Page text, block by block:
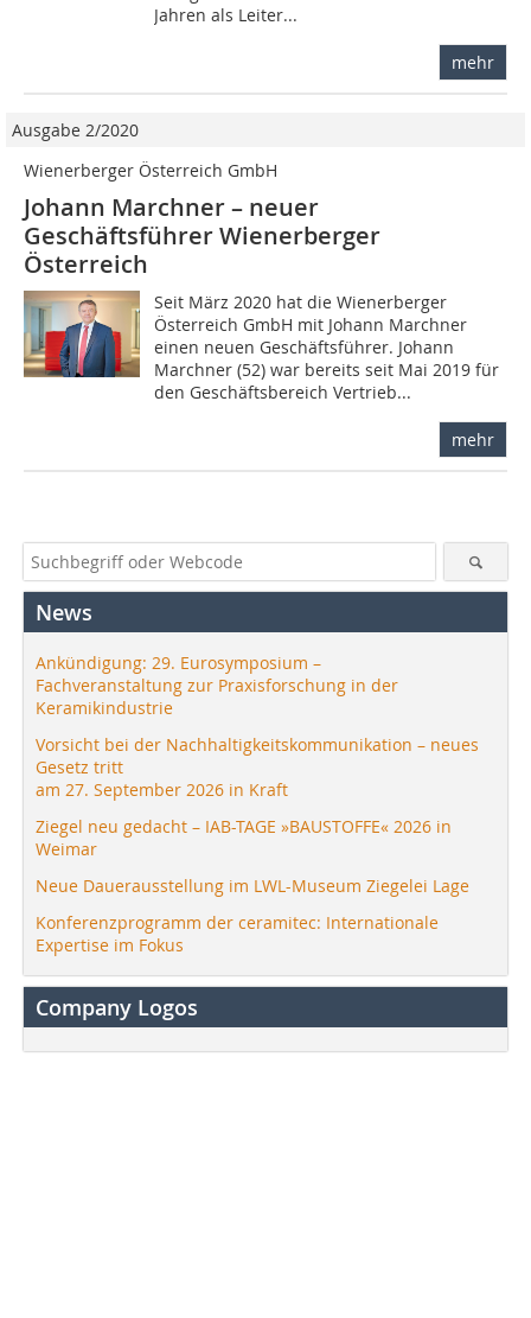
Jahren als Leiter...
mehr
Ausgabe 2/2020
Wienerberger Österreich GmbH
Johann Marchner – neuer
Geschäftsführer Wienerberger
Österreich
Seit März 2020 hat die Wienerberger
Österreich GmbH mit Johann Marchner
einen neuen Geschäftsführer. Johann
Marchner (52) war bereits seit Mai 2019 für
den Geschäftsbereich Vertrieb...
mehr
News
Ankündigung: 29. Eurosymposium –
Fachveranstaltung zur Praxisforschung in der
Keramikindustrie
Vorsicht bei der Nachhaltigkeitskommunikation – neues
Gesetz tritt
am 27. September 2026 in Kraft
Ziegel neu gedacht – IAB-TAGE »BAUSTOFFE« 2026 in
Weimar
Neue Dauerausstellung im LWL-Museum Ziegelei Lage
Konferenzprogramm der ceramitec: Internationale
Expertise im Fokus
Company Logos